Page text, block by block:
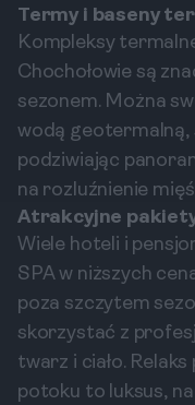
Termy i baseny
Kompleksy
Chochołowie są
sezonem. Można
wodą geotermalną,
podziwiając
na rozluźnienie
Atrakcyjne
Wiele hoteli i
SPA w niższych
poza szczytem
skorzystać z
twarz i ciało.
potoku to luksus,